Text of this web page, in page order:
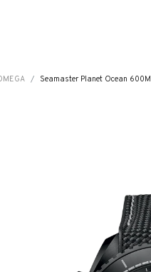
Seamaster Planet Ocean 600M